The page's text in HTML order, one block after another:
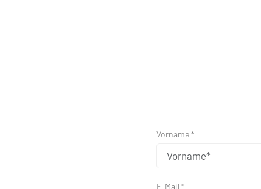
Vorname *
E-Mail *